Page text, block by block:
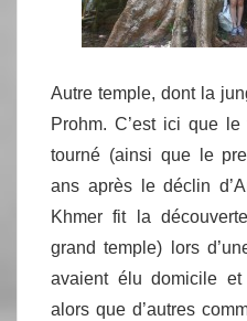
Autre temple, dont la
Prohm. C’est ici que
tourné (ainsi que le
ans après le déclin
Khmer fit la
grand temple) lors
avaient élu domicile et
alors que d’autres